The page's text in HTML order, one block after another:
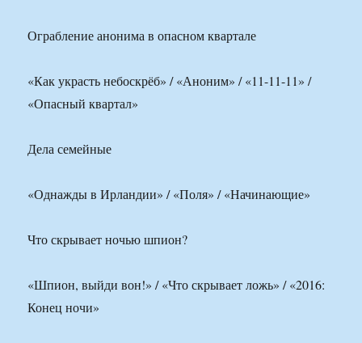
Ограбление анонима в опасном квартале
«Как украсть небоскрёб» / «Аноним» / «11-11-11» /
«Опасный квартал»
Дела семейные
«Однажды в Ирландии» / «Поля» / «Начинающие»
Что скрывает ночью шпион?
«Шпион, выйди вон!» / «Что скрывает ложь» / «2016:
Конец ночи»